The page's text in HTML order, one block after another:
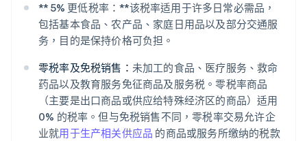
** 5% 更低税率：**该税率适用于许多日常必需品，
包括基本食品、农产品、家庭日用品以及部分交通服
务，目的是保持价格可负担。
零税率及免税销售： 未加工的食品、医疗服务、救命
药品以及教育服务免征商品及服务税。零税率商品
（主要是出口商品或供应给特殊经济区的商品）适用
0% 的税率。但与免税销售不同，零税率交易允许企
业就用于生产相关供应品 的商品或服务所缴纳的税款